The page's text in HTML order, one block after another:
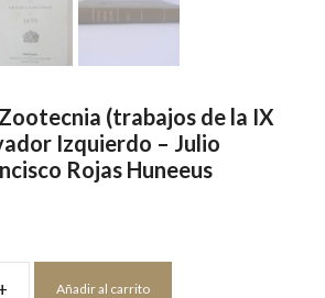
(trabajos de la IX
Izquierdo – Julio
Rojas Huneeus
Añadir al carrito